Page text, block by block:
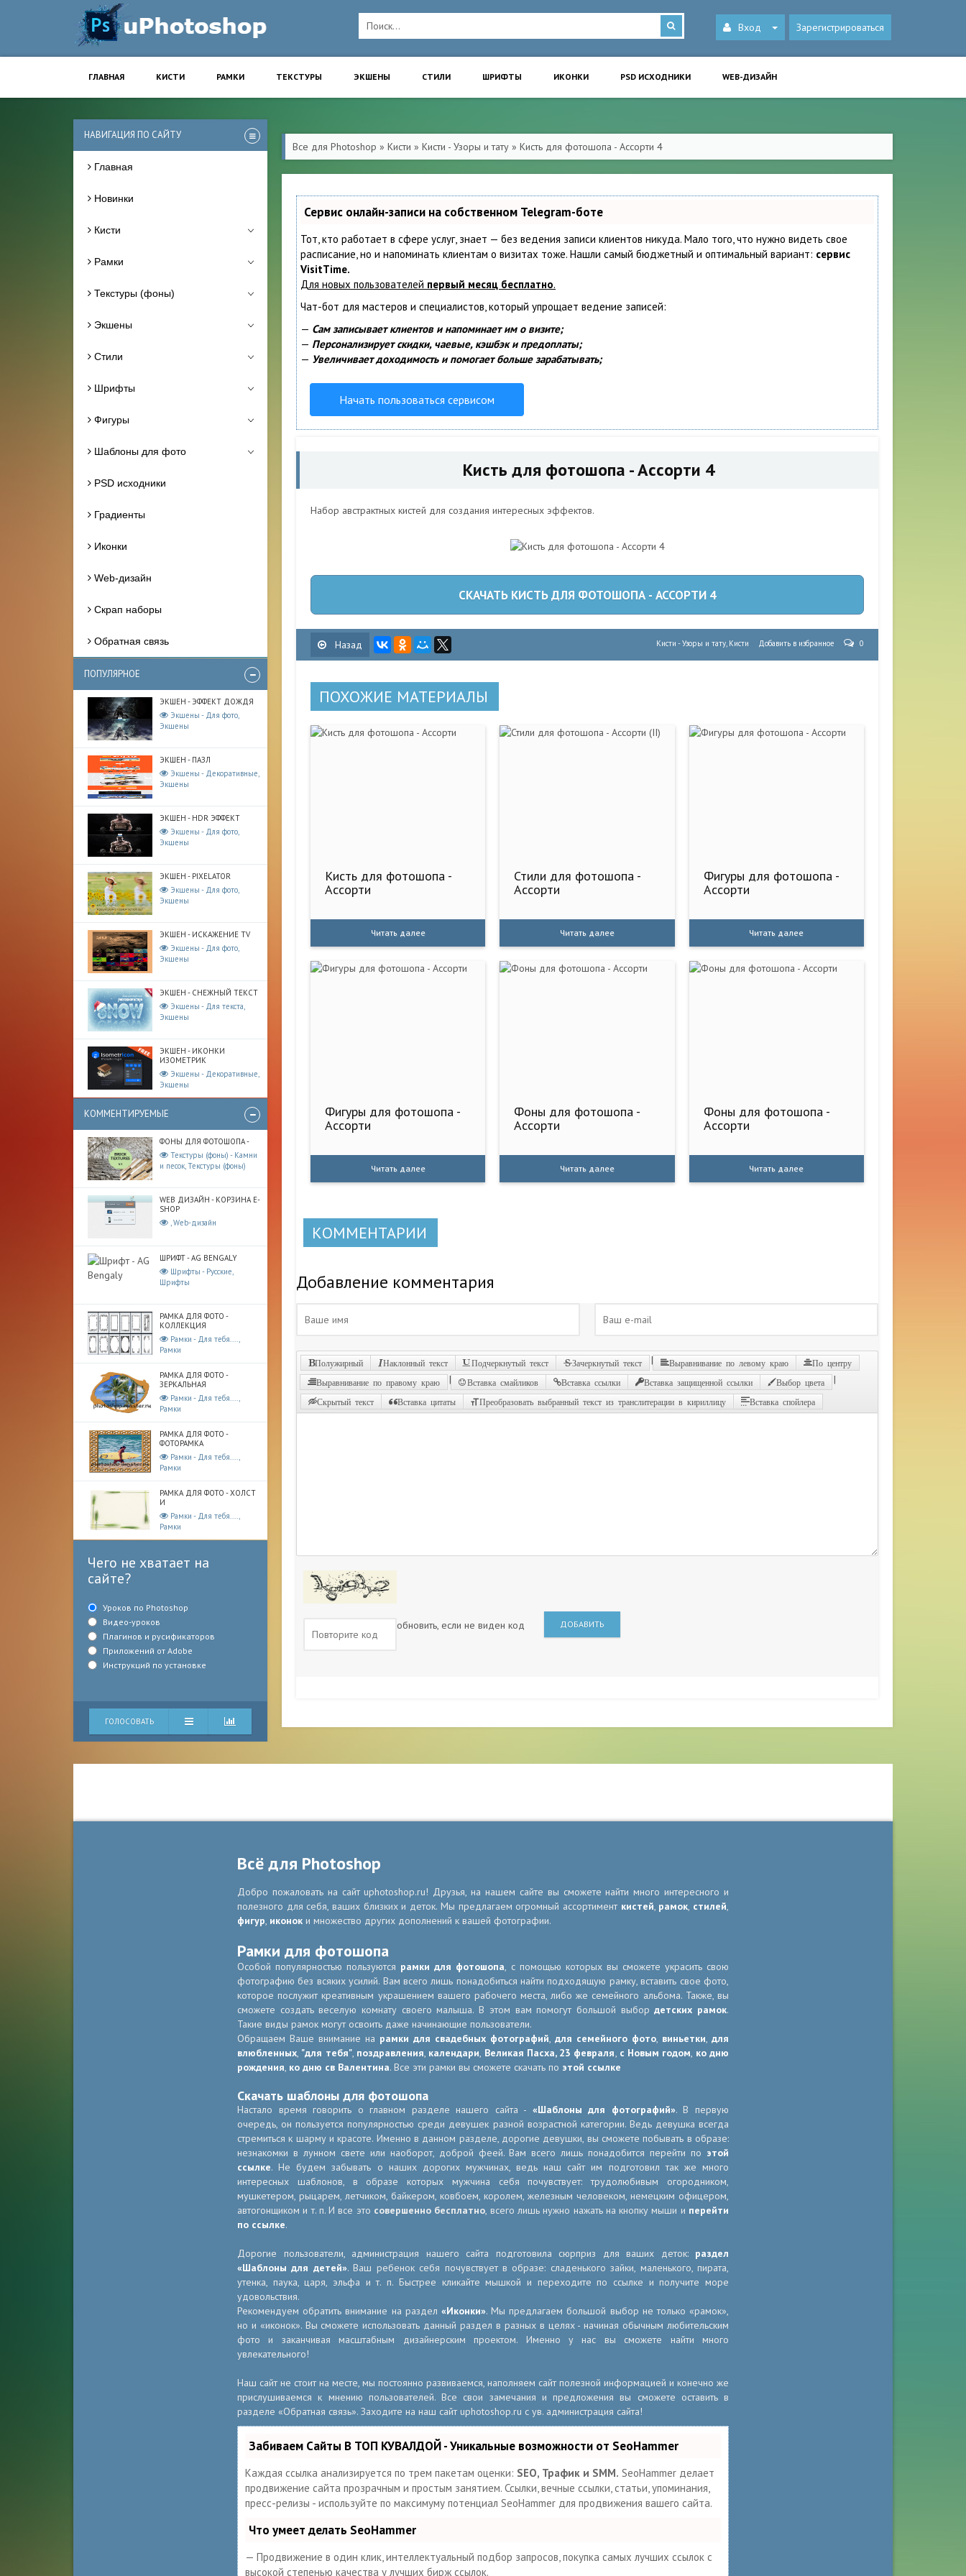
Вход Зарегистрироваться
ГЛАВНАЯ КИСТИ РАМКИ ТЕКСТУРЫ ЭКШЕНЫ СТИЛИ ШРИФТЫ ИКОНКИ PSD ИСХОДНИКИ WEB-ДИЗАЙН
НАВИГАЦИЯ ПО САЙТУ
Главная
Новинки
Кисти
Рамки
Текстуры (фоны)
Экшены
Стили
Шрифты
Фигуры
Шаблоны для фото
PSD исходники
Градиенты
Иконки
Web-дизайн
Скрап наборы
Обратная связь
ПОПУЛЯРНОЕ
ЭКШЕН - ЭФФЕКТ ДОЖДЯ
Экшены - Для фото,
Экшены
ЭКШЕН - ПАЗЛ
Экшены - Декоративные,
Экшены
ЭКШЕН - HDR ЭФФЕКТ
Экшены - Для фото,
Экшены
ЭКШЕН - PIXELATOR
Экшены - Для фото,
Экшены
ЭКШЕН - ИСКАЖЕНИЕ TV
Экшены - Для фото,
Экшены
ЭКШЕН - СНЕЖНЫЙ ТЕКСТ
Экшены - Для текста,
Экшены
ЭКШЕН - ИКОНКИ
ИЗОМЕТРИК
Экшены - Декоративные,
Экшены
КОММЕНТИРУЕМЫЕ
ФОНЫ ДЛЯ ФОТОШОПА -
Текстуры (фоны) - Камни
и песок, Текстуры (фоны)
WEB ДИЗАЙН - КОРЗИНА E-
SHOP
, Web-дизайн
ШРИФТ - AG BENGALY
Шрифты - Русские,
Шрифты
РАМКА ДЛЯ ФОТО -
КОЛЛЕКЦИЯ
Рамки - Для тебя....,
Рамки
РАМКА ДЛЯ ФОТО -
ЗЕРКАЛЬНАЯ
Рамки - Для тебя....,
Рамки
РАМКА ДЛЯ ФОТО -
ФОТОРАМКА
Рамки - Для тебя....,
Рамки
РАМКА ДЛЯ ФОТО - ХОЛСТ
И
Рамки - Для тебя....,
Рамки
Чего не хватает на
сайте?
Уроков по Photoshop
Видео-уроков
Плагинов и русификаторов
Приложений от Adobe
Инструкций по установке
ГОЛОСОВАТЬ
Все для Photoshop » Кисти » Кисти - Узоры и тату » Кисть для фотошопа - Ассорти 4
Сервис онлайн-записи на собственном Telegram-боте
Тот, кто работает в сфере услуг, знает — без ведения записи клиентов никуда. Мало того, что нужно видеть свое
расписание, но и напоминать клиентам о визитах тоже. Нашли самый бюджетный и оптимальный вариант: сервис
VisitTime.
Для новых пользователей первый месяц бесплатно.
Чат-бот для мастеров и специалистов, который упрощает ведение записей:
— Сам записывает клиентов и напоминает им о визите;
— Персонализирует скидки, чаевые, кэшбэк и предоплаты;
— Увеличивает доходимость и помогает больше зарабатывать;
Начать пользоваться сервисом
Кисть для фотошопа - Ассорти 4
Набор австрактных кистей для создания интересных эффектов.
СКАЧАТЬ КИСТЬ ДЛЯ ФОТОШОПА - АССОРТИ 4
Назад Кисти - Узоры и тату, Кисти Добавить в избранное 0
ПОХОЖИЕ МАТЕРИАЛЫ
Кисть для фотошопа -
Ассорти
Читать далее
Стили для фотошопа -
Ассорти
Читать далее
Фигуры для фотошопа -
Ассорти
Читать далее
Фигуры для фотошопа -
Ассорти
Читать далее
Фоны для фотошопа -
Ассорти
Читать далее
Фоны для фотошопа -
Ассорти
Читать далее
КОММЕНТАРИИ
Добавление комментария
Полужирный Наклонный текст Подчеркнутый текст Зачеркнутый текст | Выравнивание по левому краю По центру
Выравнивание по правому краю | Вставка смайликов Вставка ссылки Вставка защищенной ссылки Выбор цвета |
Скрытый текст Вставка цитаты Преобразовать выбранный текст из транслитерации в кириллицу Вставка спойлера
обновить, если не виден код ДОБАВИТЬ
Всё для Photoshop
Добро пожаловать на сайт uphotoshop.ru! Друзья, на нашем сайте вы сможете найти много интересного и
полезного для себя, ваших близких и деток. Мы предлагаем огромный ассортимент кистей, рамок, стилей,
фигур, иконок и множество других дополнений к вашей фотографии.
Рамки для фотошопа
Особой популярностью пользуются рамки для фотошопа, с помощью которых вы сможете украсить свою
фотографию без всяких усилий. Вам всего лишь понадобиться найти подходящую рамку, вставить свое фото,
которое послужит креативным украшением вашего рабочего места, либо же семейного альбома. Также, вы
сможете создать веселую комнату своего малыша. В этом вам помогут большой выбордетских рамок.
Такие виды рамок могут освоить даже начинающие пользователи.
Обращаем Ваше внимание на рамки для свадебных фотографий, для семейного фото, виньетки, для
влюбленных, "для тебя", поздравления, календари, Великая Пасха, 23 февраля, с Новым годом, ко дню
рождения, ко дню св Валентина. Все эти рамки вы сможете скачать по этой ссылке
Скачать шаблоны для фотошопа
Настало время говорить о главном разделе нашего сайта - «Шаблоны для фотографий». В первую
очередь, он пользуется популярностью среди девушек разной возрастной категории. Ведь девушка всегда
стремиться к шарму и красоте. Именно в данном разделе, дорогие девушки, вы сможете побывать в образе:
незнакомки в лунном свете или наоборот, доброй феей. Вам всего лишь понадобится перейти по этой
ссылке. Не будем забывать о наших дорогих мужчинах, ведь наш сайт им подготовил так же много
интересных шаблонов, в образе которых мужчина себя почувствует: трудолюбивым огородником,
мушкетером, рыцарем, летчиком, байкером, ковбоем, королем, железным человеком, немецким офицером,
автогонщиком и т. п. И все это совершенно бесплатно, всего лишь нужно нажать на кнопку мыши и перейти
по ссылке.
Дорогие пользователи, администрация нашего сайта подготовила сюрприз для ваших деток: раздел
«Шаблоны для детей». Ваш ребенок себя почувствует в образе: сладенького зайки, маленького, пирата,
утенка, паука, царя, эльфа и т. п. Быстрее кликайте мышкой и переходите по ссылке и получите море
удовольствия.
Рекомендуем обратить внимание на раздел «Иконки». Мы предлагаем большой выбор не только «рамок»,
но и «иконок». Вы сможете использовать данный раздел в разных в целях - начиная обычным любительским
фото и заканчивая масштабным дизайнерским проектом. Именно у нас вы сможете найти много
увлекательного!
Наш сайт не стоит на месте, мы постоянно развиваемся, наполняем сайт полезной информацией и конечно же
прислушиваемся к мнению пользователей. Все свои замечания и предложения вы сможете оставить в
разделе «Обратная связь». Заходите на наш сайт uphotoshop.ru с ув. администрация сайта!
Забиваем Сайты В ТОП КУВАЛДОЙ - Уникальные возможности от SeoHammer
Каждая ссылка анализируется по трем пакетам оценки: SEO, Трафик и SMM. SeoHammer делает
продвижение сайта прозрачным и простым занятием. Ссылки, вечные ссылки, статьи, упоминания,
пресс-релизы - используйте по максимуму потенциал SeoHammer для продвижения вашего сайта.
Что умеет делать SeoHammer
— Продвижение в один клик, интеллектуальный подбор запросов, покупка самых лучших ссылок с
высокой степенью качества у лучших бирж ссылок.